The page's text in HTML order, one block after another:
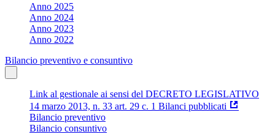
Anno 2025
Anno 2024
Anno 2023
Anno 2022
Bilancio preventivo e consuntivo
Link al gestionale ai sensi del DECRETO LEGISLATIVO
14 marzo 2013, n. 33 art. 29 c. 1 Bilanci pubblicati
Bilancio preventivo
Bilancio consuntivo